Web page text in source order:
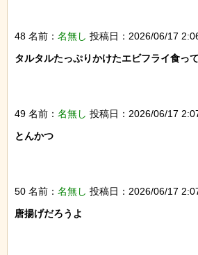
48 名前： 名無し 投稿日：2026/06/17
タルタルたっぷりかけたエビフライ食っ
49 名前： 名無し 投稿日：2026/06/17
とんかつ
50 名前： 名無し 投稿日：2026/06/17
唐揚げだろうよ